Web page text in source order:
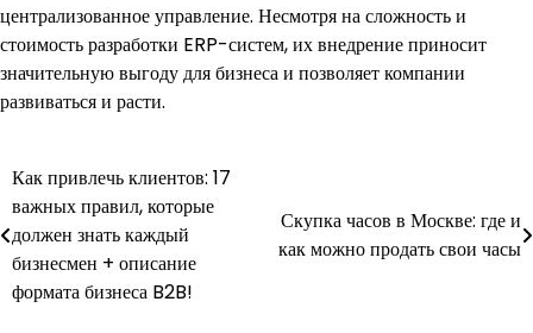
централизованное управление. Несмотря на сложность и
стоимость разработки ERP-систем, их внедрение приносит
значительную выгоду для бизнеса и позволяет компании
развиваться и расти.
Навигация
по
записям
Как привлечь клиентов: 17
важных правил, которые
должен знать каждый
бизнесмен + описание
формата бизнеса B2B!
Скупка часов в Москве: где и
как можно продать свои часы